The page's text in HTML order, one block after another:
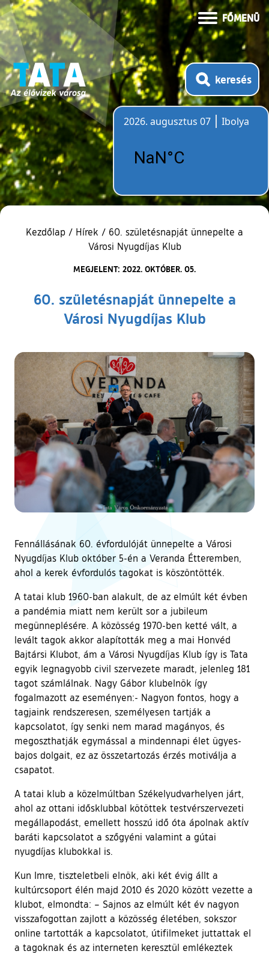
FŐMENÜ
keresés
2026. augusztus 07
Ibolya
Kezdőlap / Hírek / 60. születésnapját ünnepelte a
Városi Nyugdíjas Klub
MEGJELENT: 2022. OKTÓBER. 05.
60. születésnapját ünnepelte a
Városi Nyugdíjas Klub
Fennállásának 60. évfordulóját ünnepelte a Városi
Nyugdíjas Klub október 5-én a Veranda Étteremben,
ahol a kerek évfordulós tagokat is köszöntötték.
A tatai klub 1960-ban alakult, de az elmúlt két évben
a pandémia miatt nem került sor a jubileum
megünneplésére. A közösség 1970-ben ketté vált, a
levált tagok akkor alapították meg a mai Honvéd
Bajtársi Klubot, ám a Városi Nyugdíjas Klub így is Tata
egyik legnagyobb civil szervezete maradt, jelenleg 181
tagot számlálnak. Nagy Gábor klubelnök így
fogalmazott az eseményen:- Nagyon fontos, hogy a
tagjaink rendszeresen, személyesen tartják a
kapcsolatot, így senki nem marad magányos, és
megoszthatják egymással a mindennapi élet ügyes-
bajos dolgait, ez az összetartozás érzés motiválja a
csapatot.
A tatai klub a közelmúltban Székelyudvarhelyen járt,
ahol az ottani idősklubbal kötöttek testvérszervezeti
megállapodást, emellett hosszú idő óta ápolnak aktív
baráti kapcsolatot a szőgyéni valamint a gútai
nyugdíjas klubokkal is.
Kun Imre, tiszteletbeli elnök, aki két évig állt a
kultúrcsoport élén majd 2010 és 2020 között vezette a
klubot, elmondta: – Sajnos az elmúlt két év nagyon
visszafogottan zajlott a közösség életében, sokszor
online tartották a kapcsolatot, útifilmeket juttattak el
a tagoknak és az interneten keresztül emlékeztek